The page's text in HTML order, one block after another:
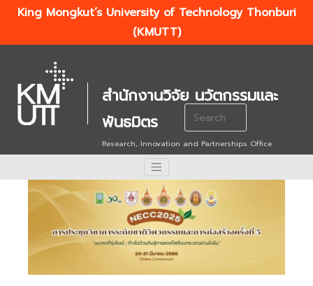
King Mongkut’s University of Technology Thonburi
(KMUTT)
สำนักงานวิจัย นวัตกรรมและ
พันธมิตร
Research, Innovation and Partnerships Office
Search
for: